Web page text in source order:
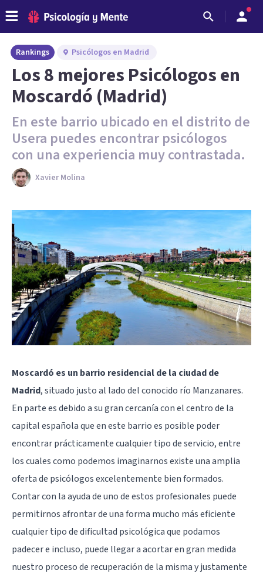
Rankings Psicólogos en Madrid
Los 8 mejores Psicólogos en
Moscardó (Madrid)
En este barrio ubicado en el distrito de
Usera puedes encontrar psicólogos
con una experiencia muy contrastada.
Xavier Molina
Moscardó es un barrio residencial de la ciudad de
Madrid, situado justo al lado del conocido río Manzanares.
En parte es debido a su gran cercanía con el centro de la
capital española que en este barrio es posible poder
encontrar prácticamente cualquier tipo de servicio, entre
los cuales como podemos imaginarnos existe una amplia
oferta de psicólogos excelentemente bien formados.
Contar con la ayuda de uno de estos profesionales puede
permitirnos afrontar de una forma mucho más eficiente
cualquier tipo de dificultad psicológica que podamos
padecer e incluso, puede llegar a acortar en gran medida
nuestro proceso de recuperación de la misma y justamente